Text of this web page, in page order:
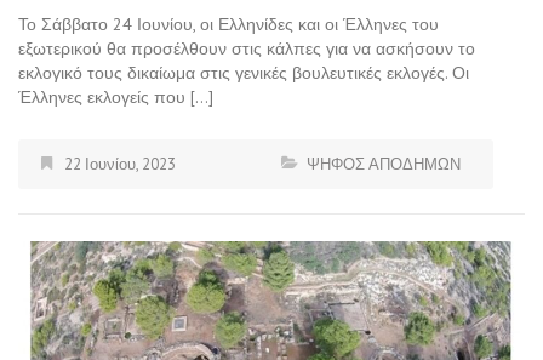
Το Σάββατο 24 Ιουνίου, οι Ελληνίδες και οι Έλληνες του
εξωτερικού θα προσέλθουν στις κάλπες για να ασκήσουν το
εκλογικό τους δικαίωμα στις γενικές βουλευτικές εκλογές. Οι
Έλληνες εκλογείς που […]
22 Ιουνίου, 2023 ΨΗΦΟΣ ΑΠΟΔΗΜΩΝ